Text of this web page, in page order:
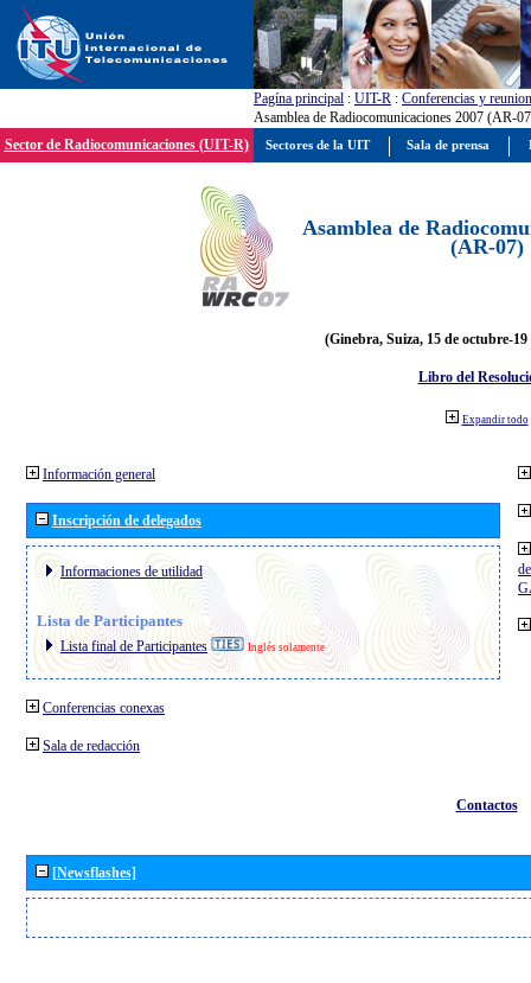
Pagína principal : UIT-R : Conferencias y
Asamblea de Radiocomunicaciones 2007 (AR-
Sector de Radiocomunicaciones (UIT-R)
Asamblea de
(AR-07)
(Ginebra, Suiza, 15 de octubre-19
Libro del
Expandir todo
Información general
Inscripción de delegados
Informaciones de utilidad
Lista de Participantes
Lista final de Participantes Inglés solamente
Conferencias conexas
Sala de redacción
Contactos
[Newsflashes]
Sectores de la UIT Sala de prensa